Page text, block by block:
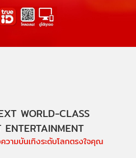
WORLD-CLASS
ENTERTAINMENT
วามบันเทิงระดับโลกตรงใจคุณ